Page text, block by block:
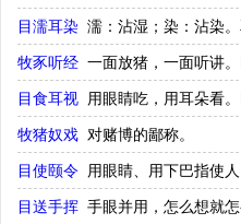
目濡耳染 濡：沾湿；染：沾染
牧豕听经 一面放猪，一面听讲。
目食耳视 用眼睛吃，用耳朵看。
牧猪奴戏 对赌博的鄙称。
目使颐令 用眼睛、用下巴指使
目送手挥 手眼并用，怎么想就